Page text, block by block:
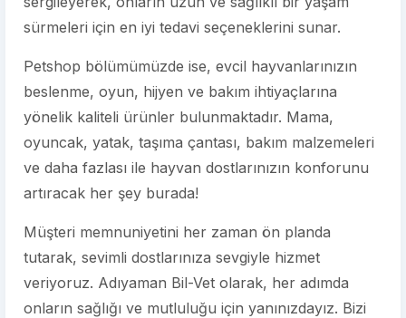
sürmeleri için en iyi tedavi seçeneklerini sunar.
Petshop bölümümüzde ise, evcil hayvanlarınızın
beslenme, oyun, hijyen ve bakım ihtiyaçlarına
yönelik kaliteli ürünler bulunmaktadır. Mama,
oyuncak, yatak, taşıma çantası, bakım malzemeleri
ve daha fazlası ile hayvan dostlarınızın konforunu
artıracak her şey burada!
Müşteri memnuniyetini her zaman ön planda
tutarak, sevimli dostlarınıza sevgiyle hizmet
veriyoruz. Adıyaman Bil-Vet olarak, her adımda
onların sağlığı ve mutluluğu için yanınızdayız. Bizi